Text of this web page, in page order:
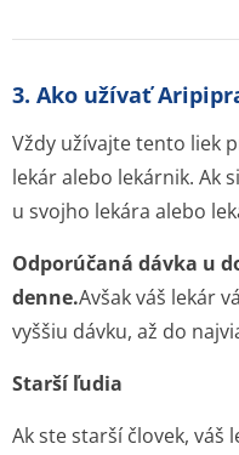
3. Ako užívať
Vždy užívajte tento liek
lekár alebo lekárnik. Ak
u svojho lekára alebo
Odporúčaná dávka u
denne.Avšak váš lekár
vyššiu dávku, až do
Starší ľudia
Ak ste starší človek, váš